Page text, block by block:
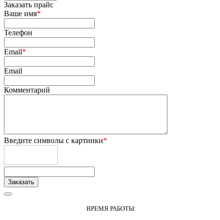
Заказать прайс
Ваше имя*
Телефон
Email*
Email
Комментарий
Введите символы с картинки*
ВРЕМЯ РАБОТЫ: